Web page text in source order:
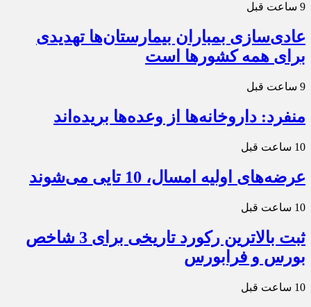
9 ساعت قبل
عادی‌سازی بمباران بیمارستان‌ها تهدیدی
برای همه کشورها است
9 ساعت قبل
منفرد: داروخانه‌ها از وعده‌ها بریده‌اند
10 ساعت قبل
عرضه‌های اولیه امسال، 10 تایی می‌شوند
10 ساعت قبل
ثبت بالاترین رکورد تاریخی برای 3 شاخص
بورس و فرابورس
10 ساعت قبل